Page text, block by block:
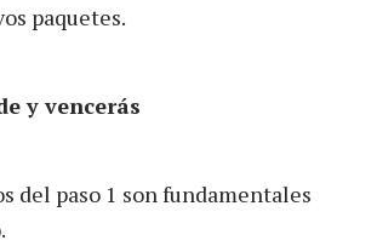
paquetes.
y vencerás
del paso 1 son fundamentales